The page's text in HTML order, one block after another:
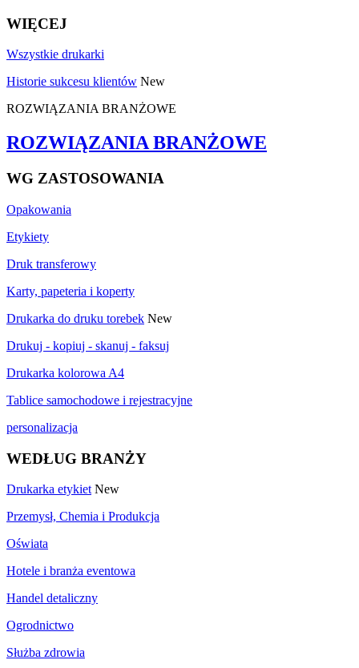
WIĘCEJ
Wszystkie drukarki
Historie sukcesu klientów New
ROZWIĄZANIA BRANŻOWE
ROZWIĄZANIA BRANŻOWE
WG ZASTOSOWANIA
Opakowania
Etykiety
Druk transferowy
Karty, papeteria i koperty
Drukarka do druku torebek New
Drukuj - kopiuj - skanuj - faksuj
Drukarka kolorowa A4
Tablice samochodowe i rejestracyjne
personalizacja
WEDŁUG BRANŻY
Drukarka etykiet New
Przemysł, Chemia i Produkcja
Oświata
Hotele i branża eventowa
Handel detaliczny
Ogrodnictwo
Służba zdrowia